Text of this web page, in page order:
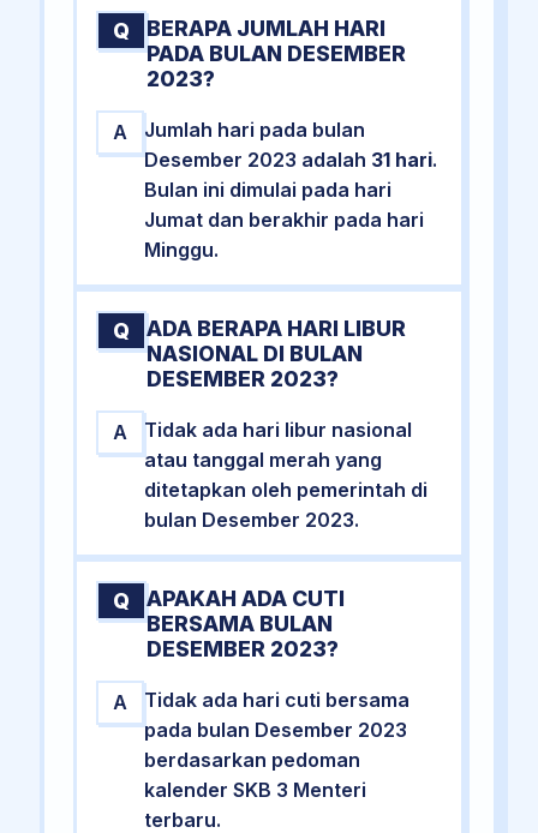
Q
BERAPA JUMLAH HARI
PADA BULAN DESEMBER
2023?
A
Jumlah hari pada bulan
Desember 2023 adalah 31 hari.
Bulan ini dimulai pada hari
Jumat dan berakhir pada hari
Minggu.
Q
ADA BERAPA HARI LIBUR
NASIONAL DI BULAN
DESEMBER 2023?
A
Tidak ada hari libur nasional
atau tanggal merah yang
ditetapkan oleh pemerintah di
bulan Desember 2023.
Q
APAKAH ADA CUTI
BERSAMA BULAN
DESEMBER 2023?
A
Tidak ada hari cuti bersama
pada bulan Desember 2023
berdasarkan pedoman
kalender SKB 3 Menteri
terbaru.